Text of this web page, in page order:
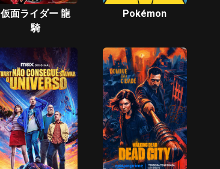
仮面ライダー 龍
騎
Pokémon